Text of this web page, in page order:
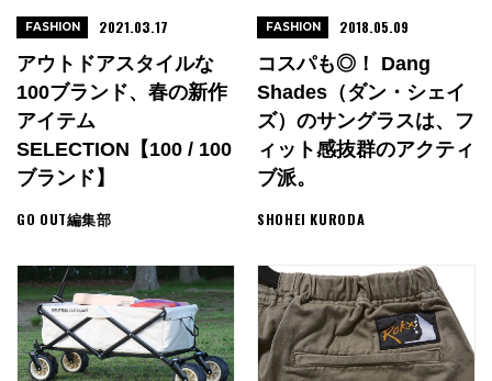
アウトドアスタイルな
100ブランド、春の新作
アイテム
SELECTION【100 / 100
ブランド】
GO OUT編集部
FASHION 2021.03.17
コスパも◎！ Dang
Shades（ダン・シェイ
ズ）のサングラスは、フ
ィット感抜群のアクティ
ブ派。
SHOHEI KURODA
FASHION 2018.05.09